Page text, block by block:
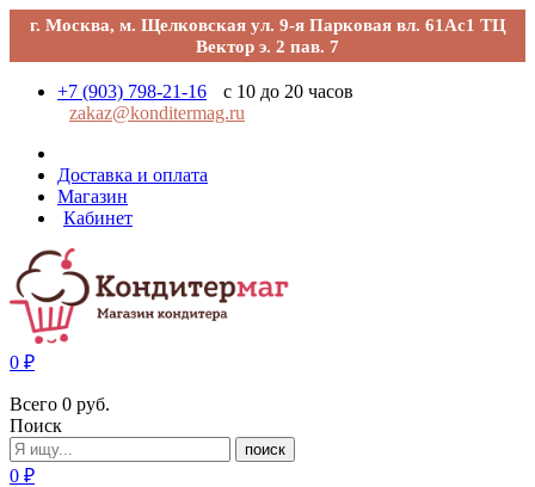
г. Москва, м. Щелковская ул. 9-я Парковая вл. 61Ас1 ТЦ
Вектор э. 2 пав. 7
+7 (903) 798-21-16
с 10 до 20 часов
zakaz@konditermag.ru
Доставка и оплата
Магазин
Кабинет
0 ₽
Всего 0 руб.
Поиск
поиск
0 ₽